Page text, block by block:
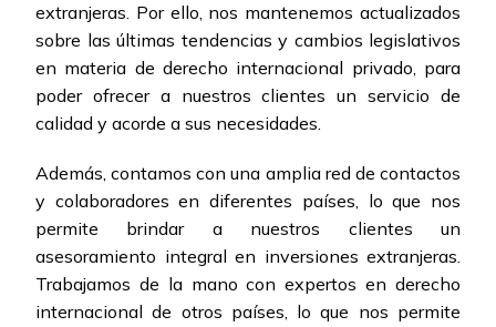
extranjeras. Por ello, nos mantenemos actualizados
sobre las últimas tendencias y cambios legislativos
en materia de derecho internacional privado, para
poder ofrecer a nuestros clientes un servicio de
calidad y acorde a sus necesidades.
Además, contamos con una amplia red de contactos
y colaboradores en diferentes países, lo que nos
permite brindar a nuestros clientes un
asesoramiento integral en inversiones extranjeras.
Trabajamos de la mano con expertos en derecho
internacional de otros países, lo que nos permite